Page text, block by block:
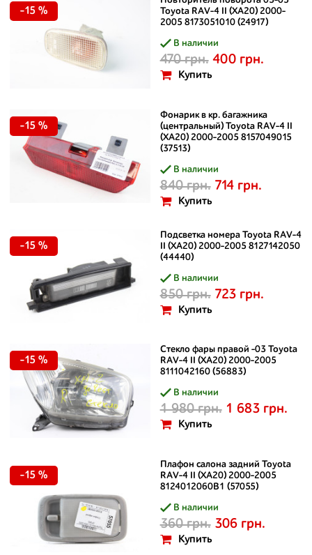
Toyota RAV-4 II (XA20) 2000-
2005 8173051010 (24917)
В наличии
470 грн. 400 грн.
Купить
-15 %
Фонарик в кр. багажника
(центральный) Toyota RAV-4 II
(XA20) 2000-2005 8157049015
(37513)
В наличии
840 грн. 714 грн.
Купить
-15 %
Подсветка номера Toyota RAV-4
II (XA20) 2000-2005 8127142050
(44440)
В наличии
850 грн. 723 грн.
Купить
-15 %
Стекло фары правой -03 Toyota
RAV-4 II (XA20) 2000-2005
8111042160 (56883)
В наличии
1 980 грн. 1 683 грн.
Купить
-15 %
Плафон салона задний Toyota
RAV-4 II (XA20) 2000-2005
8124012060B1 (57055)
В наличии
360 грн. 306 грн.
Купить
-15 %